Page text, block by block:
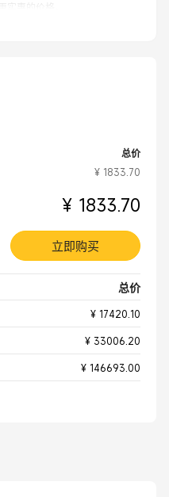
惠的价格。
总价
¥ 1833.70
¥ 1833.70
立即购买
总价
¥ 17420.10
¥ 33006.20
¥ 146693.00